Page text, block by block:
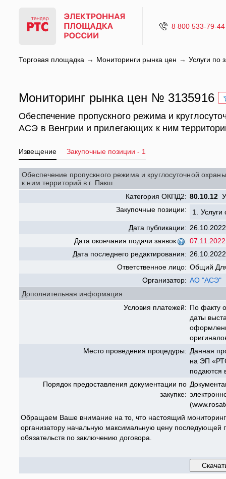
8 800 533-79-44
Торговая площадка Мониторинги рынка цен Услуги по
Мониторинг рынка цен № 3135916
Обеспечение пропускного режима и
АСЭ в Венгрии и прилегающих к ним
Извещение Закупочные позиции - 1
Обеспечение пропускного режима и круглосуточной
к ним территорий в г. Пакш
Категория ОКПД2: 80.10.12
Закупочные позиции:
1.
Услуги
Дата публикации:
Дата окончания подачи заявок
:
Дата последнего редактирования:
Ответственное лицо: Общий
Организатор: АО "АСЭ"
Дополнительная информация
Условия платежей: По факту
даты
Место проведения процедуры: Данная
на ЭП
подаются
Порядок предоставления документации по
закупке:
Обращаем Ваше внимание на то, что настоящий
организатору начальную максимальную цену последующей
обязательств по заключению договора.